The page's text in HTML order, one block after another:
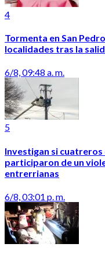
4
Tormenta en San
localidades tras la
6/8, 09:48 a. m.
5
Investigan si cuatreros
participaron de un
entrerrianas
6/8, 03:01 p. m.